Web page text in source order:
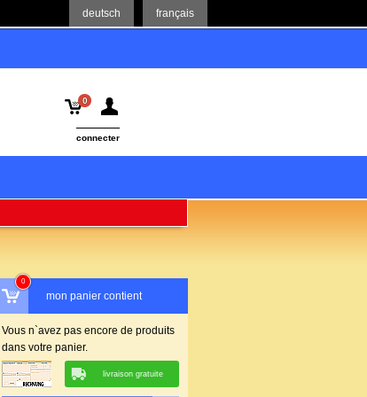
0
connecter
mon panier contient
0
Vous n`avez pas encore de produits
dans votre panier.
livraison gratuite
français
deutsch